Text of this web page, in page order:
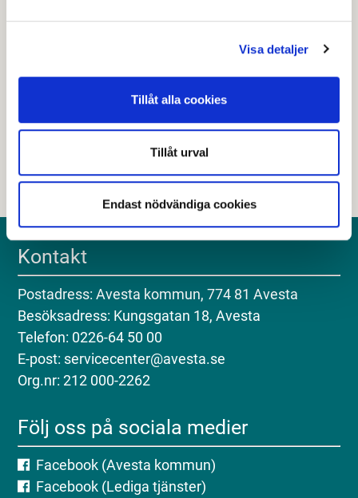
Visa detaljer
Tillåt alla cookies
Tillåt urval
Endast nödvändiga cookies
Senast granskad18 mars 2024.
Hjälpte den här informationen dig?
Kontakt
Postadress: Avesta kommun, 774 81 Avesta
Besöksadress: Kungsgatan 18, Avesta
Telefon: 0226-64 50 00
E-post: servicecenter@avesta.se
Org.nr: 212 000-2262
Följ oss på sociala medier
Facebook (Avesta kommun)
Facebook (Lediga tjänster)